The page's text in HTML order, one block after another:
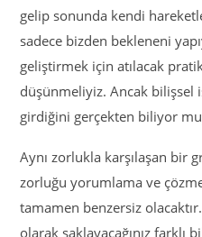
gelip sonunda kendi
sadece bizden bekleneni
geliştirmek için atılacak
düşünmeliyiz. Ancak bilişsel
girdiğini gerçekten biliyor
Aynı zorlukla karşılaşan bir
zorluğu yorumlama ve
tamamen benzersiz
olarak saklayacağınız farklı